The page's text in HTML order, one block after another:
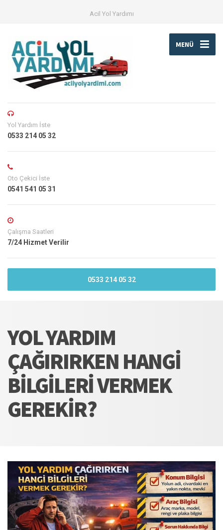
Acil Yol Yardımı
MENÜ
Yol Yardım İste
0533 214 05 32
Oto Çekici İste
0541 541 05 31
Çalışma Saatleri
7/24 Hizmet Verilir
0533 214 05 32
YOL YARDIM
ÇAĞIRIRKEN HANGI
BILGILERI VERMEK
GEREKIR?